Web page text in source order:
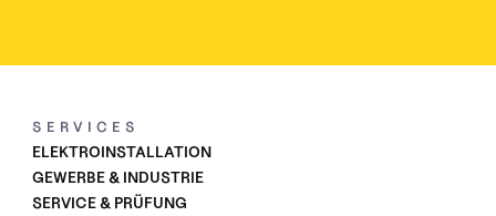
SERVICES
ELEKTROINSTALLATION
GEWERBE & INDUSTRIE
SERVICE & PRÜFUNG